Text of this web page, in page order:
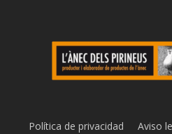
Política de privacidad Aviso